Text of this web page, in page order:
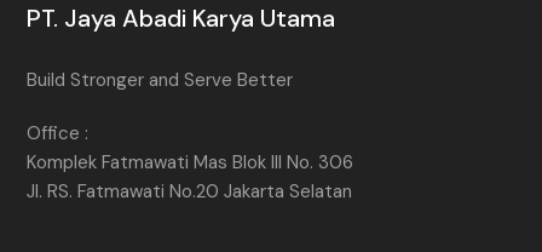
PT. Jaya Abadi Karya Utama
Build Stronger and Serve Better
Office :
Komplek Fatmawati Mas Blok III No. 306
Jl. RS. Fatmawati No.20 Jakarta Selatan